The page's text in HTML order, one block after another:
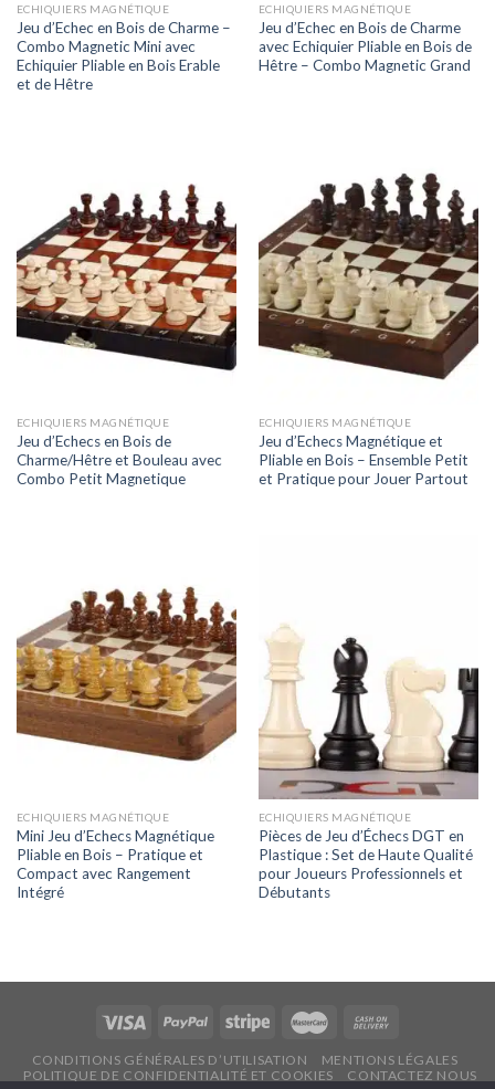
ECHIQUIERS MAGNÉTIQUE
Jeu d’Echec en Bois de Charme –
Combo Magnetic Mini avec
Echiquier Pliable en Bois Erable
et de Hêtre
ECHIQUIERS MAGNÉTIQUE
Jeu d’Echec en Bois de Charme
avec Echiquier Pliable en Bois de
Hêtre – Combo Magnetic Grand
ECHIQUIERS MAGNÉTIQUE
Jeu d’Echecs en Bois de
Charme/Hêtre et Bouleau avec
Combo Petit Magnetique
ECHIQUIERS MAGNÉTIQUE
Jeu d’Echecs Magnétique et
Pliable en Bois – Ensemble Petit
et Pratique pour Jouer Partout
ECHIQUIERS MAGNÉTIQUE
Mini Jeu d’Echecs Magnétique
Pliable en Bois – Pratique et
Compact avec Rangement
Intégré
ECHIQUIERS MAGNÉTIQUE
Pièces de Jeu d’Échecs DGT en
Plastique : Set de Haute Qualité
pour Joueurs Professionnels et
Débutants
CONDITIONS GÉNÉRALES D’UTILISATION
MENTIONS LÉGALES
POLITIQUE DE CONFIDENTIALITÉ ET COOKIES
CONTACTEZ NOUS